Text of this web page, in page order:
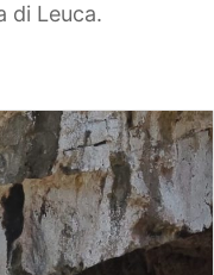
di Leuca.